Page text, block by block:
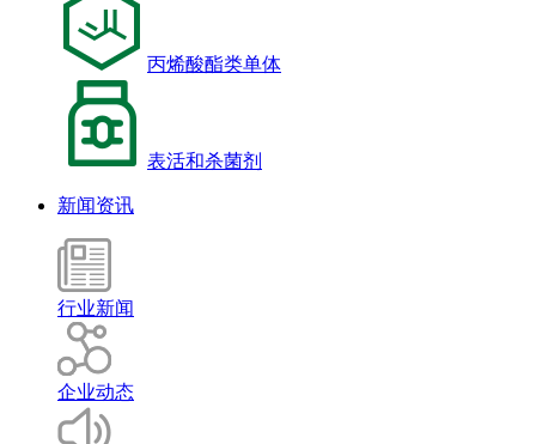
丙烯酸酯类单体
表活和杀菌剂
新闻资讯
行业新闻
企业动态